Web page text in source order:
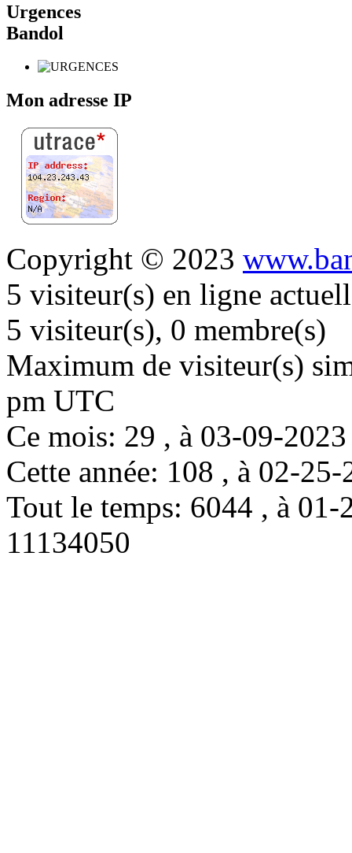
Urgences
Bandol
Mon adresse IP
Copyright © 2023
5 visiteur(s) en ligne
5 visiteur(s), 0 membre(s)
Maximum de visiteur(s)
pm UTC
Ce mois: 29 , à 03-09-
Cette année: 108 , à 02-
Tout le temps: 6044 , à
11134050